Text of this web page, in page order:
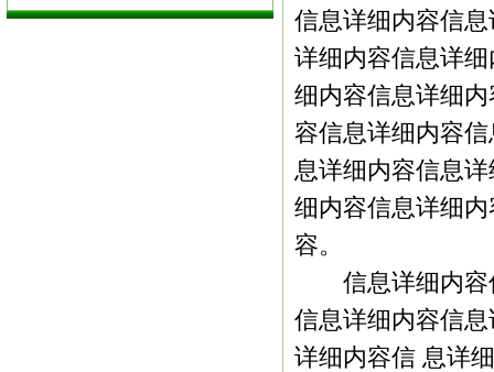
信息详细内容信
详细内容信息详
细内容信息详细
容信息详细内容
息详细内容信息
细内容信息详细
容。
信息详细内容
信息详细内容信
详细内容信 息详